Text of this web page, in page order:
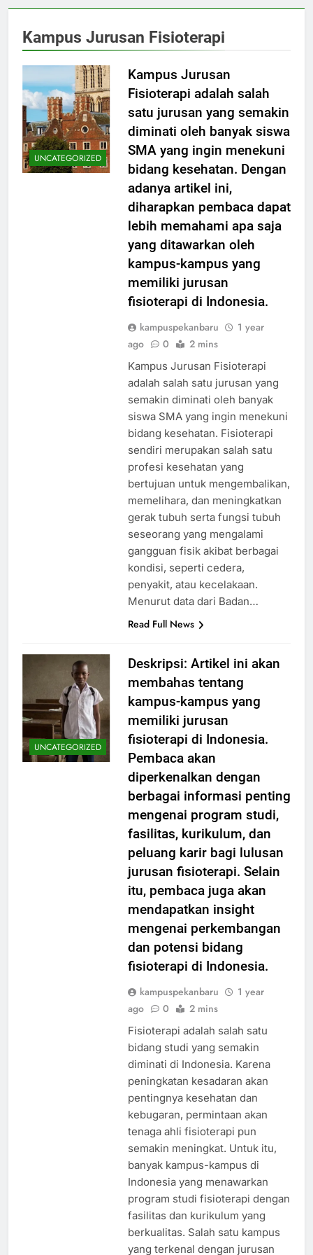
Kampus Jurusan Fisioterapi
UNCATEGORIZED
Kampus Jurusan
Fisioterapi adalah salah
satu jurusan yang semakin
diminati oleh banyak siswa
SMA yang ingin menekuni
bidang kesehatan. Dengan
adanya artikel ini,
diharapkan pembaca dapat
lebih memahami apa saja
yang ditawarkan oleh
kampus-kampus yang
memiliki jurusan
fisioterapi di Indonesia.
kampuspekanbaru
1 year
ago
0 2 mins
Kampus Jurusan Fisioterapi
adalah salah satu jurusan yang
semakin diminati oleh banyak
siswa SMA yang ingin menekuni
bidang kesehatan. Fisioterapi
sendiri merupakan salah satu
profesi kesehatan yang
bertujuan untuk mengembalikan,
memelihara, dan meningkatkan
gerak tubuh serta fungsi tubuh
seseorang yang mengalami
gangguan fisik akibat berbagai
kondisi, seperti cedera,
penyakit, atau kecelakaan.
Menurut data dari Badan…
Read Full News
UNCATEGORIZED
Deskripsi: Artikel ini akan
membahas tentang
kampus-kampus yang
memiliki jurusan
fisioterapi di Indonesia.
Pembaca akan
diperkenalkan dengan
berbagai informasi penting
mengenai program studi,
fasilitas, kurikulum, dan
peluang karir bagi lulusan
jurusan fisioterapi. Selain
itu, pembaca juga akan
mendapatkan insight
mengenai perkembangan
dan potensi bidang
fisioterapi di Indonesia.
kampuspekanbaru
1 year
ago
0 2 mins
Fisioterapi adalah salah satu
bidang studi yang semakin
diminati di Indonesia. Karena
peningkatan kesadaran akan
pentingnya kesehatan dan
kebugaran, permintaan akan
tenaga ahli fisioterapi pun
semakin meningkat. Untuk itu,
banyak kampus-kampus di
Indonesia yang menawarkan
program studi fisioterapi dengan
fasilitas dan kurikulum yang
berkualitas. Salah satu kampus
yang terkenal dengan jurusan